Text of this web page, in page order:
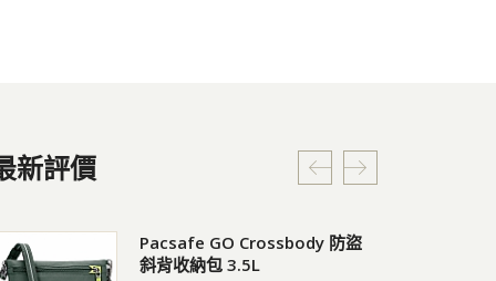
RFIDsafe V100 防盜皮夾
會員價 : 1214
新評價
Pacsafe GO Crossbody 防盜
斜背收納包 3.5L